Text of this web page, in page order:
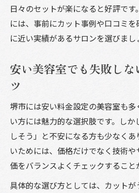
日々のセットが楽になると好評です
には、事前にカット事例や口コミ
に近い実績があるサロンを選びまし
安い美容室でも失敗しな
ツ
堺市には安い料金設定の美容室も
い方には魅力的な選択肢です。し
しそう」と不安になる方も少なく
いためには、価格だけでなく技術
価をバランスよくチェックすること
具体的な選び方としては、カット